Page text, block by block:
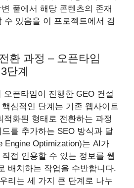
풀에서 해당 콘텐츠의 존재
수 있음을 이 프로젝트에서 검
환 과정 – 오픈타임
단계
픈타임이 진행한 GEO 컨설
심적인 단계는 기존 웹사이트
적화된 형태로 전환하는 과정
를 추가하는 SEO 방식과 달
Engine Optimization)는 AI가
접 인용할 수 있는 정보를 웹
배치하는 작업을 수반합니다.
리는 세 가지 큰 단계로 나누